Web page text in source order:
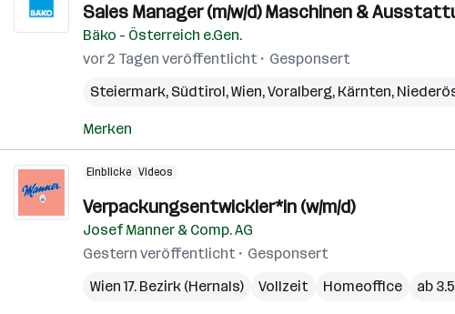
Sales Manager (m/w/d) Maschinen &
Bäko - Österreich e.Gen.
vor 2 Tagen veröffentlicht
Gesponsert
Steiermark, Südtirol,Wien,Voralberg, Kärnten,
Merken
Einblicke Videos
Verpackungsentwickler*in (w/m/d)
Josef Manner & Comp. AG
Gestern veröffentlicht
Gesponsert
Wien 17. Bezirk (Hernals)
Vollzeit Homeoffice ab